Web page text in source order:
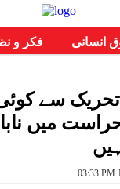
فکر و انسانی
تحریک سے
میں